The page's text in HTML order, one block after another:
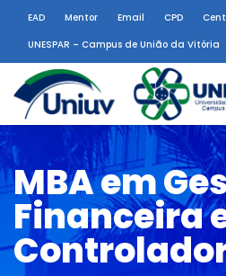
EAD Mentor Email CPD
UNESPAR – Campus de União da Vitória
MBA em
Financeira